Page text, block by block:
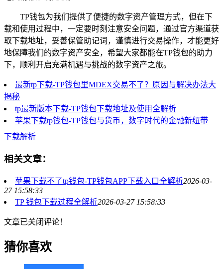
TP钱包为我们提供了便捷的数字资产管理方式，但在下
载和使用过程中，一定要时刻注意安全问题，通过官方渠道获
取下载地址，妥善保管助记词，谨慎进行交易操作，才能更好
地保障我们的数字资产安全，希望大家都能在TP钱包的助力
下，顺利开启充满机遇与挑战的数字资产之旅。
最新tp下载-TP钱包里MDEX交易不了？原因与解决办法大
揭秘
tp最新版本下载-TP钱包下载地址及使用全解析
苹果下载tp钱包-TP钱包与货币，数字时代的金融新纽带
下载解析
相关文章：
苹果下载不了tp钱包-TP钱包APP下载入口全解析2026-03-
27 15:58:33
TP 钱包下载过程全解析2026-03-27 15:58:33
文章已关闭评论！
猜你喜欢